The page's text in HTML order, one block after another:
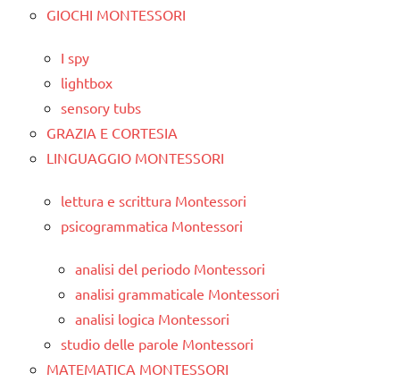
GIOCHI MONTESSORI
I spy
lightbox
sensory tubs
GRAZIA E CORTESIA
LINGUAGGIO MONTESSORI
lettura e scrittura Montessori
psicogrammatica Montessori
analisi del periodo Montessori
analisi grammaticale Montessori
analisi logica Montessori
studio delle parole Montessori
MATEMATICA MONTESSORI